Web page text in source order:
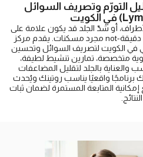
التورّم وتصريف السوائل
أو شدّ الجلد قد يكون علامة على
تجمع سوائل يحتاج لخطة علاجية دقيقة-not مجرد مسكنات. يقدم مركز
في الكويت لتصريف السوائل وتحسين
متخصصة، تمارين تنشيط لطيفة،
والعناية بالجلد لتقليل المضاعفات
واقعيًا يناسب روتينك ويُحدث
المتابعة المستمرة لضمان ثبات
النتائج.